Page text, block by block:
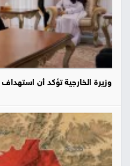
وزيرة الخارجية تؤكد أن